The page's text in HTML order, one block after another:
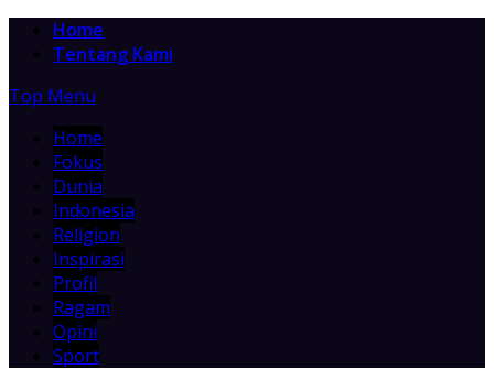
Home
Tentang Kami
Top Menu
Home
Fokus
Dunia
Indonesia
Religion
Inspirasi
Profil
Ragam
Opini
Sport